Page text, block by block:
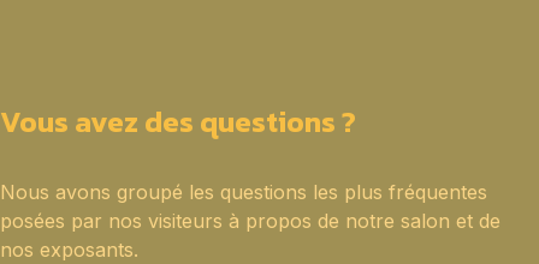
Vous avez des questions ?
Nous avons groupé les questions les plus fréquentes
posées par nos visiteurs à propos de notre salon et de
nos exposants.